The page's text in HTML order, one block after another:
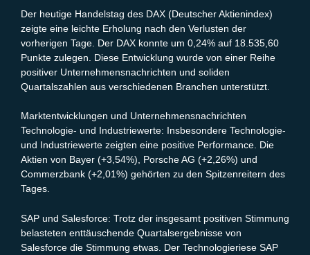
Der heutige Handelstag des DAX (Deutscher Aktienindex)
zeigte eine leichte Erholung nach den Verlusten der
vorherigen Tage. Der DAX konnte um 0,24% auf 18.535,60
Punkte zulegen. Diese Entwicklung wurde von einer Reihe
positiver Unternehmensnachrichten und soliden
Quartalszahlen aus verschiedenen Branchen unterstützt.
Marktentwicklungen und Unternehmensnachrichten
Technologie- und Industriewerte: Insbesondere Technologie-
und Industriewerte zeigten eine positive Performance. Die
Aktien von Bayer (+3,54%), Porsche AG (+2,26%) und
Commerzbank (+2,01%) gehörten zu den Spitzenreitern des
Tages.
SAP und Salesforce: Trotz der insgesamt positiven Stimmung
belasteten enttäuschende Quartalsergebnisse von
Salesforce die Stimmung etwas. Der Technologieriese SAP